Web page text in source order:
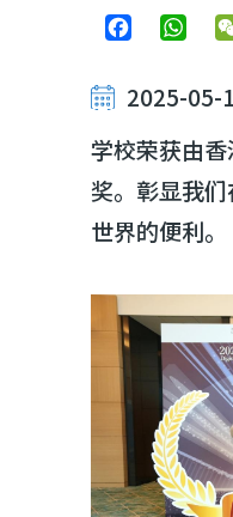
Facebook
2025-05-
学校荣获由
奖。彰显我
世界的便利。